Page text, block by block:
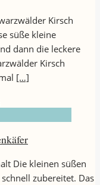
Kirsch
süße kleine
dann die leckere
Kirsch
[…]
Die kleinen süßen
zubereitet. Das